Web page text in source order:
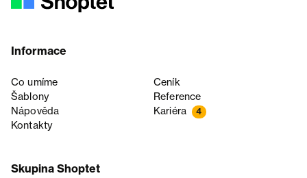
Informace
Co umíme
Ceník
Šablony
Reference
Nápověda
Kariéra 4
Kontakty
Skupina Shoptet